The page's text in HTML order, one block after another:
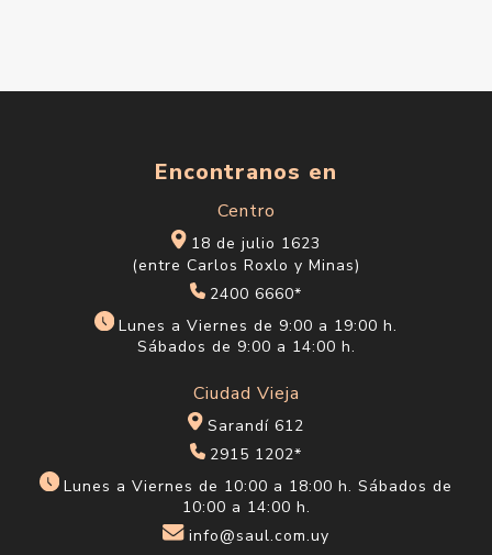
Encontranos en
Centro
18 de julio 1623
(entre Carlos Roxlo y Minas)
2400 6660*
Lunes a Viernes de 9:00 a 19:00 h.
Sábados de 9:00 a 14:00 h.
Ciudad Vieja
Sarandí 612
2915 1202*
Lunes a Viernes de 10:00 a 18:00 h. Sábados de
10:00 a 14:00 h.
info@saul.com.uy